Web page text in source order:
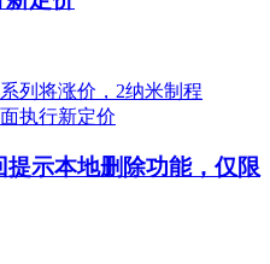
提示本地删除功能，仅限